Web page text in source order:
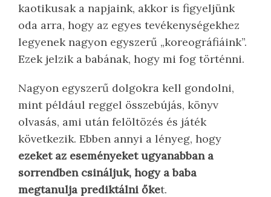
kaotikusak a napjaink, akkor is figyeljünk
oda arra, hogy az egyes tevékenységekhez
legyenek nagyon egyszerű „koreográfiáink”.
Ezek jelzik a babának, hogy mi fog történni.
Nagyon egyszerű dolgokra kell gondolni,
mint például reggel összebújás, könyv
olvasás, ami után felöltözés és játék
következik. Ebben annyi a lényeg, hogy
ezeket az eseményeket ugyanabban a
sorrendben csináljuk, hogy a baba
megtanulja prediktálni őket.